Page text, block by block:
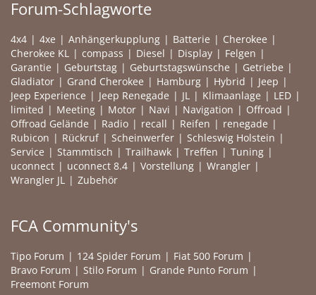
Forum-Schlagworte
4x4 4xe Anhängerkupplung Batterie
Cherokee
Cherokee KL
compass Diesel Display
Felgen
Garantie
Geburtstag Geburtstagswünsche
Getriebe
Gladiator
Grand Cherokee Hamburg Hybrid
Jeep
Jeep Experience
Jeep Renegade JL Klimaanlage
LED
limited
Meeting Motor Navi Navigation
Offroad
Offroad Gelände
Radio recall Reifen
renegade
Rubicon
Rückruf Scheinwerfer
Schleswig Holstein
Service
Stammtisch Trailhawk Treffen
Tuning
uconnect
uconnect 8.4 Vorstellung
Wrangler
Wrangler JL
Zubehör
FCA Community's
Tipo Forum 124 Spider Forum
Fiat 500 Forum
Bravo Forum
Stilo Forum
Grande Punto Forum
Freemont Forum